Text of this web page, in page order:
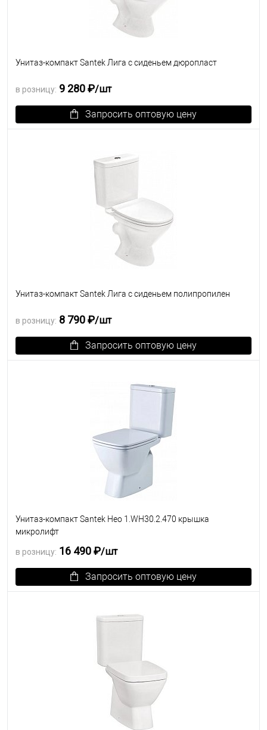
Унитаз-компакт Santek Лига с сиденьем дюропласт
в розницу: 9 280 ₽/шт
Запросить оптовую цену
Унитаз-компакт Santek Лига с сиденьем полипропилен
в розницу: 8 790 ₽/шт
Запросить оптовую цену
Унитаз-компакт Santek Нео 1.WH30.2.470 крышка
микролифт
в розницу: 16 490 ₽/шт
Запросить оптовую цену